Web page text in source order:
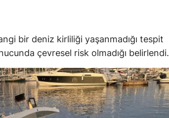
bir deniz kirliliği yaşanmadığı tespit
çevresel risk olmadığı belirlendi.